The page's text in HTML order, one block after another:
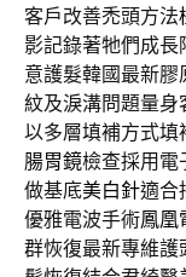
客戶改善禿頭方法
影記錄著牠們成長
意護髮韓國最新膠
紋及淚溝問題量身
以多層填補方式填
腸胃鏡檢查採用電
做基底美白針適合
優雅電波手術鳳凰
群恢復最新專維護